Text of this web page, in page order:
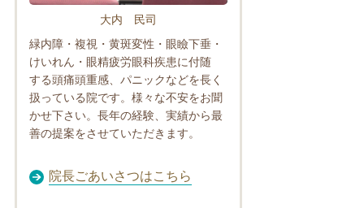
大内 民司
緑内障・複視・黄斑変性・眼瞼下垂・
けいれん・眼精疲労眼科疾患に付随
する頭痛頭重感、パニックなどを長く
扱っている院です。様々な不安をお聞
かせ下さい。長年の経験、実績から最
善の提案をさせていただきます。
院長ごあいさつはこちら